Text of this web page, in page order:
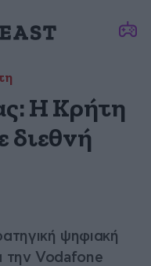
Η Κρήτη
διεθνή
ψηφιακή
την Vodafone